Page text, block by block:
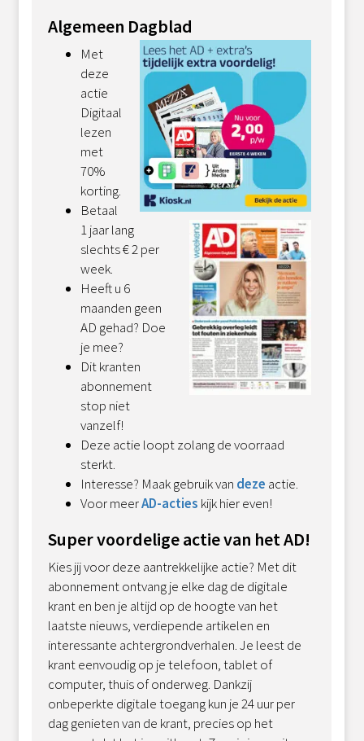
Algemeen Dagblad
Met
deze
actie
Digitaal
lezen
met
70%
korting.
Betaal
1 jaar lang
slechts € 2 per
week.
Heeft u 6
maanden geen
AD gehad? Doe
je mee?
Dit kranten
abonnement
stop niet
vanzelf!
Deze actie loopt zolang de voorraad
sterkt.
Interesse? Maak gebruik van deze actie.
Voor meerAD-acties kijk hier even!
Super voordelige actie van het AD!
Kies jij voor deze aantrekkelijke actie? Met dit
abonnement ontvang je elke dag de digitale
krant en ben je altijd op de hoogte van het
laatste nieuws, verdiepende artikelen en
interessante achtergrondverhalen. Je leest de
krant eenvoudig op je telefoon, tablet of
computer, thuis of onderweg. Dankzij
onbeperkte digitale toegang kun je 24 uur per
dag genieten van de krant, precies op het